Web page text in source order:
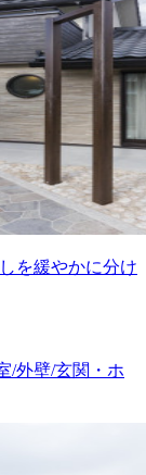
を緩やかに分け
/外壁/玄関・ホ